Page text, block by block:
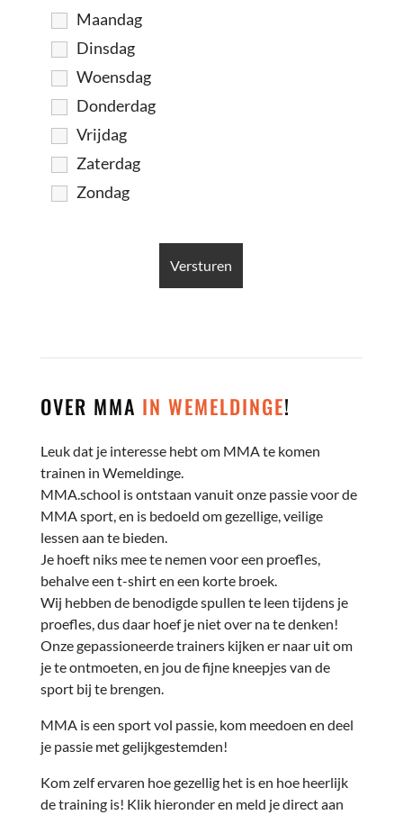
Maandag
Dinsdag
Woensdag
Donderdag
Vrijdag
Zaterdag
Zondag
OVER MMA IN WEMELDINGE!
Leuk dat je interesse hebt om MMA te komen
trainen in Wemeldinge.
MMA.school is ontstaan vanuit onze passie voor de
MMA sport, en is bedoeld om gezellige, veilige
lessen aan te bieden.
Je hoeft niks mee te nemen voor een proefles,
behalve een t-shirt en een korte broek.
Wij hebben de benodigde spullen te leen tijdens je
proefles, dus daar hoef je niet over na te denken!
Onze gepassioneerde trainers kijken er naar uit om
je te ontmoeten, en jou de fijne kneepjes van de
sport bij te brengen.
MMA is een sport vol passie, kom meedoen en deel
je passie met gelijkgestemden!
Kom zelf ervaren hoe gezellig het is en hoe heerlijk
de training is! Klik hieronder en meld je direct aan